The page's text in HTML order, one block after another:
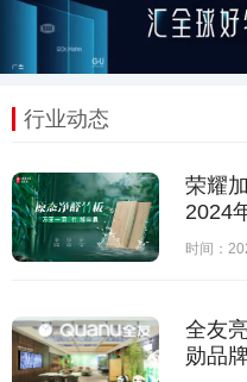
行业动态
荣耀
2024
时间：
全友
勋品牌